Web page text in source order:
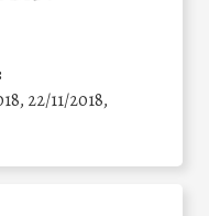
22/11/2018,